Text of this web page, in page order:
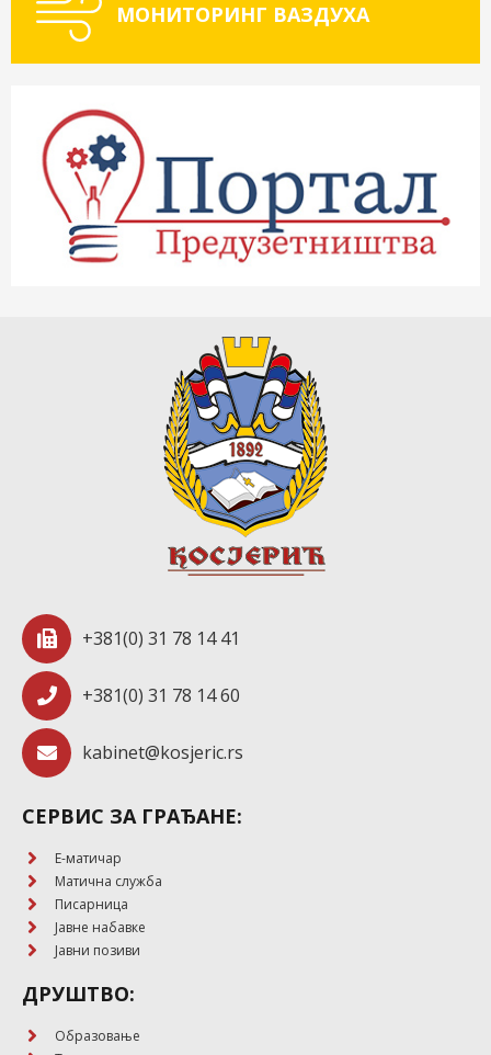
МОНИТОРИНГ ВАЗДУХА
+381(0) 31 78 14 41
+381(0) 31 78 14 60
kabinet@kosjeric.rs
СЕРВИС ЗА ГРАЂАНЕ:
E-матичар
Матична служба
Писарница
Јавне набавке
Јавни позиви
ДРУШТВО:
Образовање